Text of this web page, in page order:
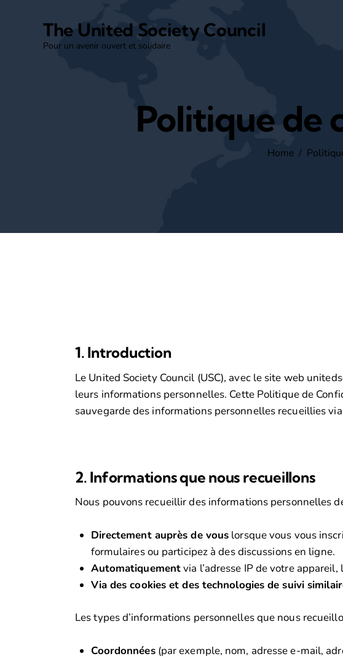
The United Society Council
Pour un avenir ouvert et solidaire
Politique de
Home
1. Introduction
Le United Society Council (USC), avec le site web
leurs informations personnelles. Cette Politique de
sauvegarde des informations personnelles recueillies
2. Informations que nous recueillons
Nous pouvons recueillir des informations personnelles
Directement auprès de vous lorsque vous vous
formulaires ou participez à des discussions en ligne.
Automatiquementvia l’adresse IP de votre
Via des cookies et des technologies de suivi
Les types d’informations personnelles que nous
Coordonnées(par exemple, nom, adresse e-mail,